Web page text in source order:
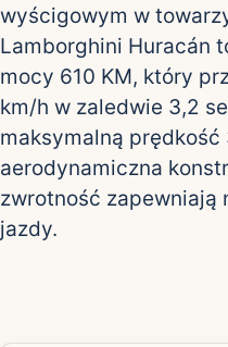
wyścigowym w
Lamborghini Huracán
mocy 610 KM, który
km/h w zaledwie 3,2
maksymalną
aerodynamiczna
zwrotność zapewniają
jazdy.